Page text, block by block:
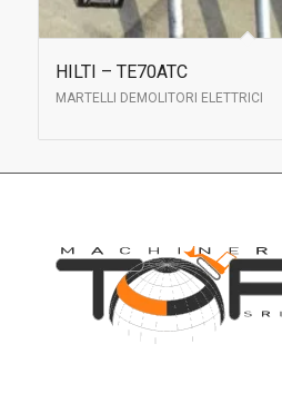
HILTI – TE70ATC
MARTELLI DEMOLITORI ELETTRICI